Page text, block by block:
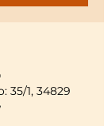
35/1, 34829